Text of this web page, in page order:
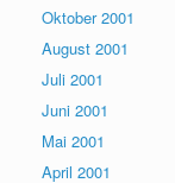
Oktober 2001
August 2001
Juli 2001
Juni 2001
Mai 2001
April 2001